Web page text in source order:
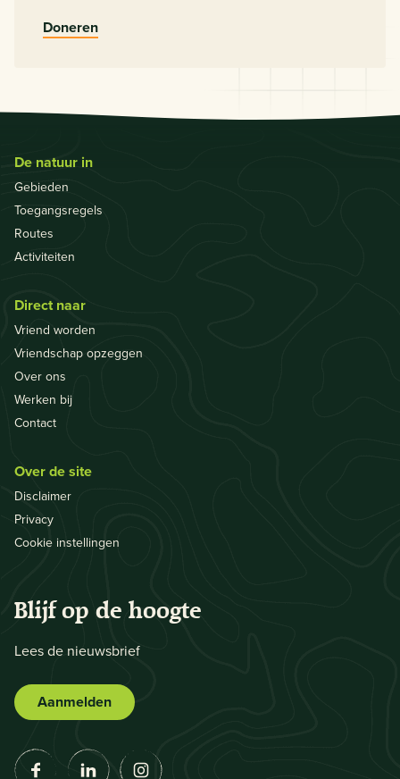
Doneren
De natuur in
Gebieden
Toegangsregels
Routes
Activiteiten
Direct naar
Vriend worden
Vriendschap opzeggen
Over ons
Werken bij
Contact
Over de site
Disclaimer
Privacy
Cookie instellingen
Blijf op de hoogte
Lees de nieuwsbrief
Aanmelden